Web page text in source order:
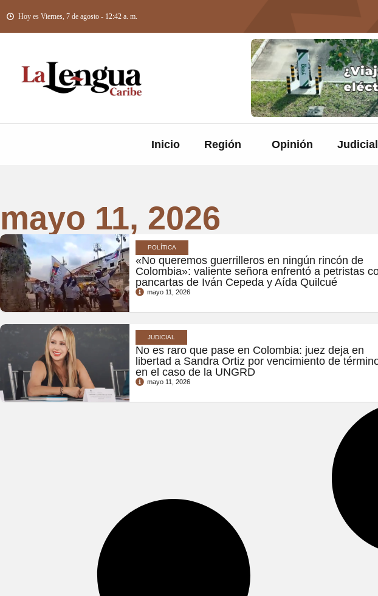
Hoy es Viernes, 7 de agosto - 12:42 a. m.
Inicio Región Opinión Judicial
mayo 11, 2026
POLÍTICA
«No queremos guerrilleros en ningún rincón de
Colombia»: valiente señora enfrentó a petristas
pancartas de Iván Cepeda y Aída Quilcué
mayo 11, 2026
JUDICIAL
No es raro que pase en Colombia: juez deja en
libertad a Sandra Ortiz por vencimiento de
en el caso de la UNGRD
mayo 11, 2026